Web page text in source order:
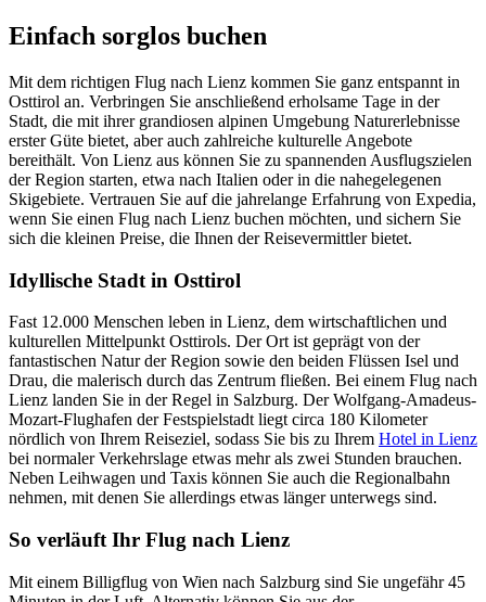
Einfach sorglos buchen
Mit dem richtigen Flug nach Lienz kommen Sie ganz entspannt in
Osttirol an. Verbringen Sie anschließend erholsame Tage in der
Stadt, die mit ihrer grandiosen alpinen Umgebung Naturerlebnisse
erster Güte bietet, aber auch zahlreiche kulturelle Angebote
bereithält. Von Lienz aus können Sie zu spannenden Ausflugszielen
der Region starten, etwa nach Italien oder in die nahegelegenen
Skigebiete. Vertrauen Sie auf die jahrelange Erfahrung von Expedia,
wenn Sie einen Flug nach Lienz buchen möchten, und sichern Sie
sich die kleinen Preise, die Ihnen der Reisevermittler bietet.
Idyllische Stadt in Osttirol
Fast 12.000 Menschen leben in Lienz, dem wirtschaftlichen und
kulturellen Mittelpunkt Osttirols. Der Ort ist geprägt von der
fantastischen Natur der Region sowie den beiden Flüssen Isel und
Drau, die malerisch durch das Zentrum fließen. Bei einem Flug nach
Lienz landen Sie in der Regel in Salzburg. Der Wolfgang-Amadeus-
Mozart-Flughafen der Festspielstadt liegt circa 180 Kilometer
nördlich von Ihrem Reiseziel, sodass Sie bis zu Ihrem Hotel in Lienz
bei normaler Verkehrslage etwas mehr als zwei Stunden brauchen.
Neben Leihwagen und Taxis können Sie auch die Regionalbahn
nehmen, mit denen Sie allerdings etwas länger unterwegs sind.
So verläuft Ihr Flug nach Lienz
Mit einem Billigflug von Wien nach Salzburg sind Sie ungefähr 45